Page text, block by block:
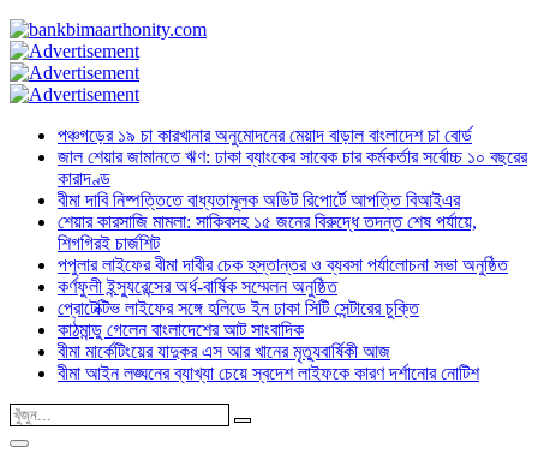
পঞ্চগড়ের ১৯ চা কারখানার অনুমোদনের মেয়াদ বাড়াল বাংলাদেশ চা বোর্ড
জাল শেয়ার জামানতে ঋণ: ঢাকা ব্যাংকের সাবেক চার কর্মকর্তার সর্বোচ্চ ১০ বছরের
কারাদণ্ড
বীমা দাবি নিষ্পত্তিতে বাধ্যতামূলক অডিট রিপোর্টে আপত্তি বিআইএর
শেয়ার কারসাজি মামলা: সাকিবসহ ১৫ জনের বিরুদ্ধে তদন্ত শেষ পর্যায়ে,
শিগগিরই চার্জশিট
পপুলার লাইফের বীমা দাবীর চেক হস্তান্তর ও ব্যবসা পর্যালোচনা সভা অনুষ্ঠিত
কর্ণফুলী ইন্স্যুরেন্সের অর্ধ-বার্ষিক সম্মেলন অনুষ্ঠিত
প্রোটেক্টিভ লাইফের সঙ্গে হলিডে ইন ঢাকা সিটি সেন্টারের চুক্তি
কাঠমান্ডু গেলেন বাংলাদেশের আট সাংবাদিক
বীমা মার্কেটিংয়ের যাদুকর এস আর খানের মৃত্যুবার্ষিকী আজ
বীমা আইন লঙ্ঘনের ব্যাখ্যা চেয়ে স্বদেশ লাইফকে কারণ দর্শানোর নোটিশ